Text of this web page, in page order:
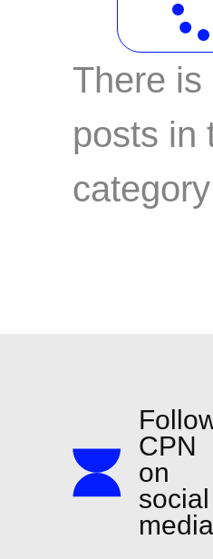
There is
posts in
category
CPN
on
social
media